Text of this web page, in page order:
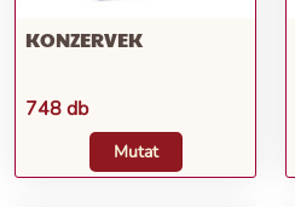
KONZERVEK
748 db
Mutat